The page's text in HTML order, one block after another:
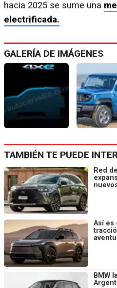
hacia 2025 se sume una
electrificada.
GALERÍA DE IMÁGENES
TAMBIÉN TE PUEDE
Red
Así es
BMW